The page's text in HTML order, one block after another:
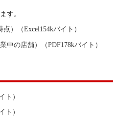
す。
）（Excel154kバイト）
中の店舗）（PDF178kバイト）
ト）
ト）